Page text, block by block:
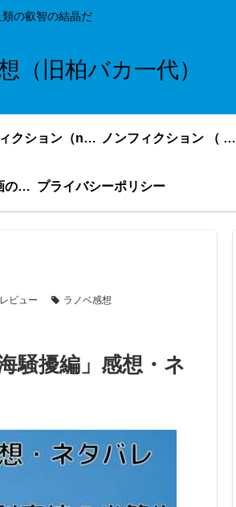
の叡智の結晶だ
（旧柏バカ一代）
ノンフィクション（nonfiction）更新順 ノンフィクション （ nonfiction ） あいうえお順
ライトノベル・漫画の感想・ネタバレまとめ｜こもの読書感想 プライバシーポリシー
ビュー ラノベ感想
騒擾編」感想・ネ